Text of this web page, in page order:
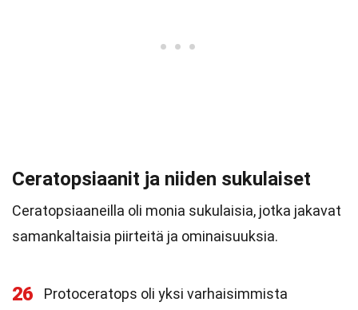
Ceratopsiaanit ja niiden sukulaiset
Ceratopsiaaneilla oli monia sukulaisia, jotka jakavat
samankaltaisia piirteitä ja ominaisuuksia.
26
Protoceratops oli yksi varhaisimmista